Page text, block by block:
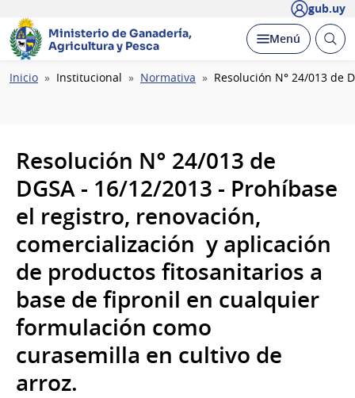
gub.uy
Ministerio de Ganadería,
Agricultura y Pesca
Desplegar
Menú Abrir
Ruta
Inicio Institucional Normativa Resolución N° 24/013 de
Resolución N° 24/013 de
DGSA - 16/12/2013 - Prohíbase
el registro, renovación,
comercialización y aplicación
de productos fitosanitarios a
base de fipronil en cualquier
formulación como
curasemilla en cultivo de
arroz.